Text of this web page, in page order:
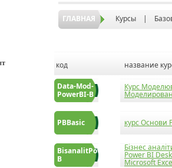
ГЛАВНАЯ Курсы |
код название
Data-Mod-
PowerBI-B
Курс
PBBasic курс Основи
BisanalitPowerBI-
B
Бізнес
Power BI
Microsoft